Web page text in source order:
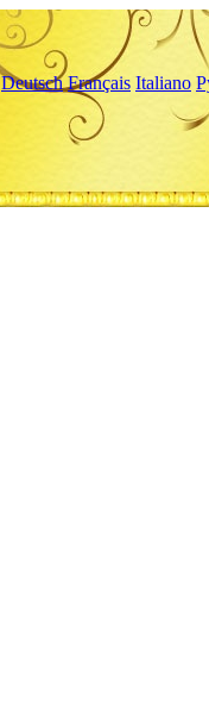
Deutsch Français Italiano